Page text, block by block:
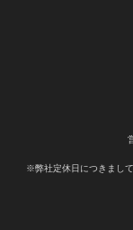
※弊社定休日につきまし